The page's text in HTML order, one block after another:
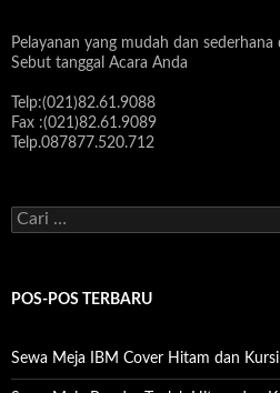
Pelayanan yang mudah dan sederhana
Sebut tanggal Acara Anda
Telp:(021)82.61.9088
Fax :(021)82.61.9089
Telp.087877.520.712
C
a
u
u
k
POS-POS TERBARU
Sewa Meja IBM Cover Hitam dan